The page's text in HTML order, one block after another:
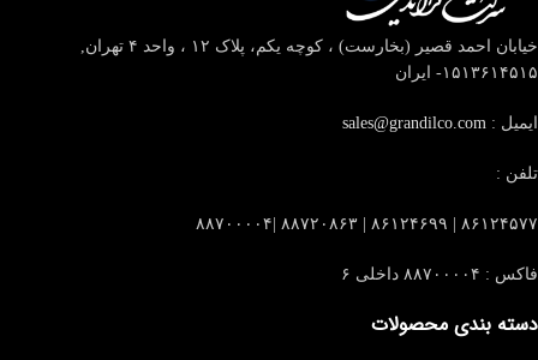
خیابان احمد قصیر (بخارست) ، کوچه یکم، پلاک ۱۲ ، واحد ۴
تهران,
۱۵۱۳۶۱۴۵۱۵- ایران
ایمیل : sales@grandilco.com
تلفن :
۸۶۱۲۴۵۷۷ | ۸۶۱۲۴۶۹۹ | ۸۸۷۲۰۸۶۳ |۸۸۷۰۰۰۰۴
فاکس : ۸۸۷۰۰۰۰۴ داخلی ۶
دسته بندی محصولات